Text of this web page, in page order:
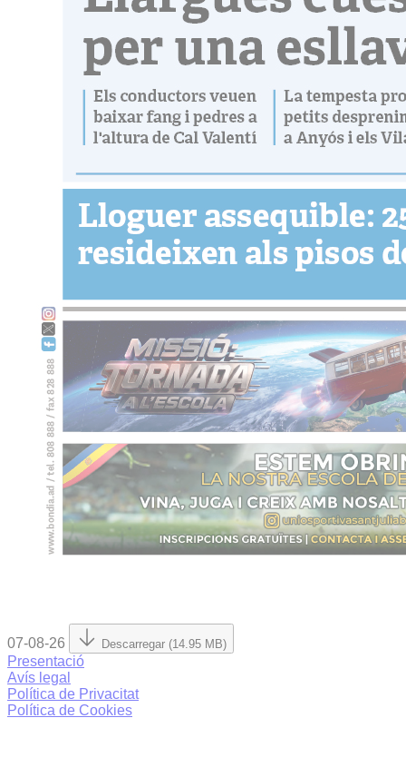
07-08-26 Descarregar (14.95 MB)
Presentació
Avís legal
Política de Privacitat
Política de Cookies